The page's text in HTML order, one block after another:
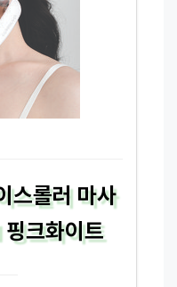
스롤러 마사
크화이트